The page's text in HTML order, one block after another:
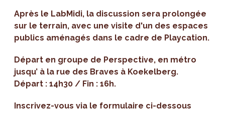
Après le LabMidi, la discussion sera prolongée
sur le terrain, avec unevisite d'un des espaces
publics aménagés dans le cadre de Playcation.
Départ en groupe de Perspective, en métro
jusqu’ à la rue des Braves à Koekelberg.
Départ : 14h30 / Fin : 16h.
Inscrivez-vous via le formulaire ci-dessous